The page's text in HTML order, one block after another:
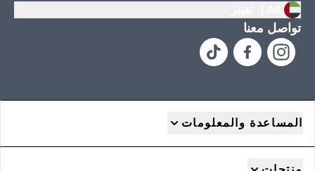
تواصل معنا
المساعدة والمعلومات